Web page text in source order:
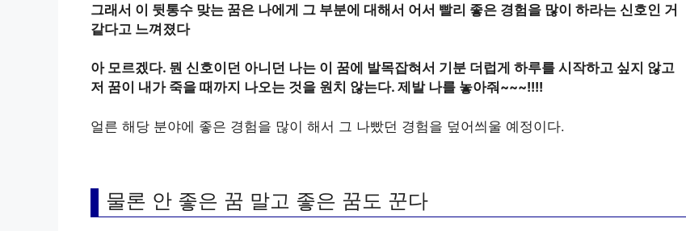
그래서 이 뒷통수 맞는 꿈은 나에게 그 부분에 대해서 어서 빨리 좋은 경험을 많이 하라는 신호인 거
같다고 느껴졌다
아 모르겠다. 뭔 신호이던 아니던 나는 이 꿈에 발목잡혀서 기분 더럽게 하루를 시작하고 싶지 않고
저 꿈이 내가 죽을 때까지 나오는 것을 원치 않는다. 제발 나를 놓아줘~~~!!!!
얼른 해당 분야에 좋은 경험을 많이 해서 그 나빴던 경험을 덮어씌울 예정이다.
물론 안 좋은 꿈 말고 좋은 꿈도 꾼다